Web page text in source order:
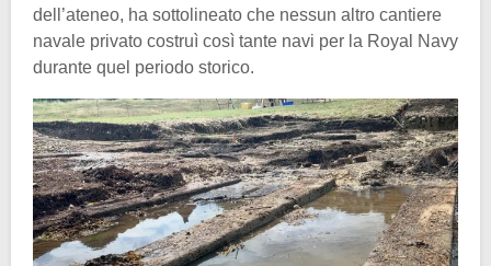
dell’ateneo, ha sottolineato che nessun altro cantiere
navale privato costruì così tante navi per la Royal Navy
durante quel periodo storico.